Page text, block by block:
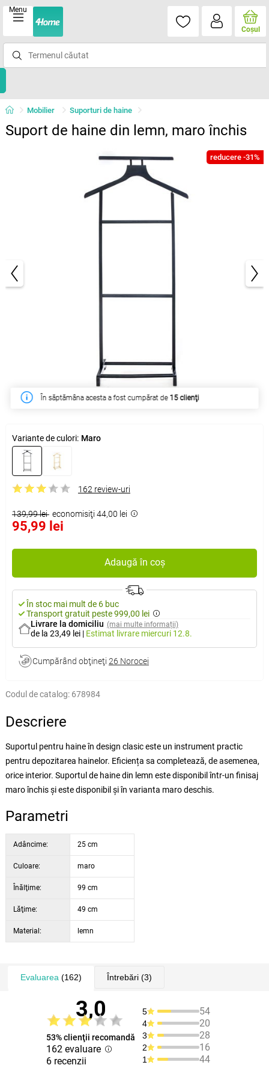
Menu
Coşul
Mobilier Suporturi de haine
Suport de haine din lemn, maro închis
reducere -31%
1/2
În săptămâna acesta a fost cumpărat de 15 clienţi
Variante de culori: Maro
162 review-uri
139,99 lei economisiţi 44,00 lei
95,99 lei
Adaugă în coș
În stoc mai mult de 6 buc
Transport gratuit peste 999,00 lei
Livrare la domiciliu (mai multe informații)
de la 23,49 lei | Estimat livrare miercuri 12.8.
Cumpărând obţineţi 26 Norocei
Codul de catalog: 678984
Descriere
Suportul pentru haine în design clasic este un instrument practic
pentru depozitarea hainelor. Eficiența sa completează, de asemenea,
orice interior. Suportul de haine din lemn este disponibil într-un finisaj
maro închis și este disponibil și în varianta maro deschis.
Parametri
Adâncime: 25 cm
Culoare: maro
Înălţime: 99 cm
Lăţime: 49 cm
Material: lemn
Evaluarea (162) Întrebări(3)
3,0
53% clienţii recomandă
162 evaluare
6 recenzii
5 54
4 20
3 28
2 16
1 44